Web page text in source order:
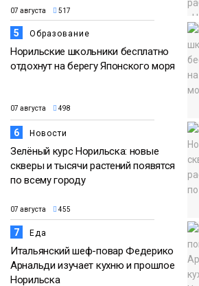
07 августа 517
5 Образование
Норильские школьники бесплатно
отдохнут на берегу Японского моря
07 августа 498
6 Новости
Зелёный курс Норильска: новые
скверы и тысячи растений появятся
по всему городу
07 августа 455
7 Еда
Итальянский шеф-повар Федерико
Арнальди изучает кухню и прошлое
Норильска